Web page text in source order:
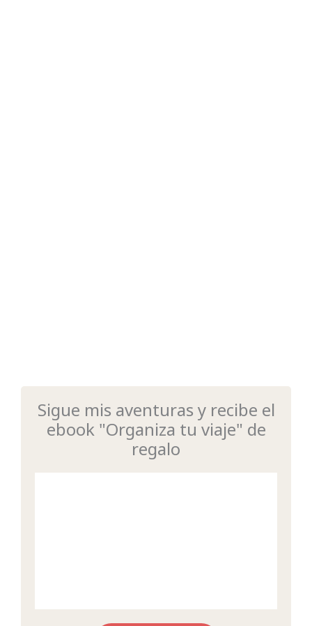
Sigue mis aventuras y recibe el
ebook "Organiza tu viaje" de
regalo